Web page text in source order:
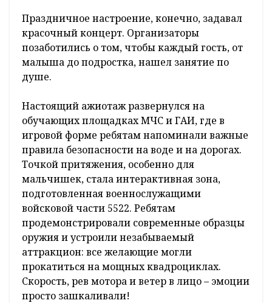
Праздничное настроение, конечно, задавал
красочный концерт. Организаторы
позаботились о том, чтобы каждый гость, от
малыша до подростка, нашел занятие по
душе.
Настоящий ажиотаж развернулся на
обучающих площадках МЧС и ГАИ, где в
игровой форме ребятам напоминали важные
правила безопасности на воде и на дорогах.
Точкой притяжения, особенно для
мальчишек, стала интерактивная зона,
подготовленная военнослужащими
войсковой части 5522. Ребятам
продемонстрировали современные образцы
оружия и устроили незабываемый
аттракцион: все желающие могли
прокатиться на мощных квадроциклах.
Скорость, рев мотора и ветер в лицо – эмоции
просто зашкаливали!